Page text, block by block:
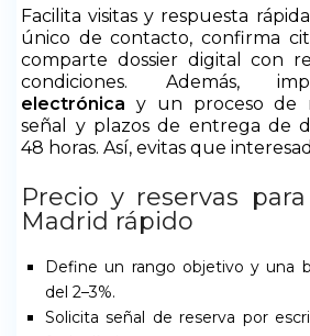
Facilita visitas y respuesta
único de contacto, confirma
comparte dossier digital con
condiciones. Además,
electrónica y un proceso de
señal y plazos de entrega de
48 horas. Así, evitas que
Precio y reservas
Madrid rápido
Define un rango objetivo y una
del 2–3%.
Solicita señal de reserva por